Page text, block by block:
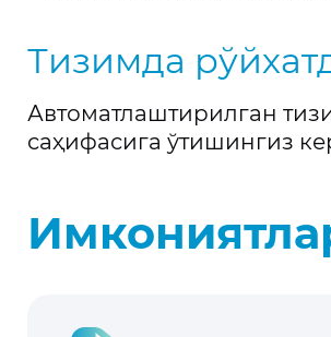
Тизимда
Автоматлаштирилган
саҳифасига ўтишингиз